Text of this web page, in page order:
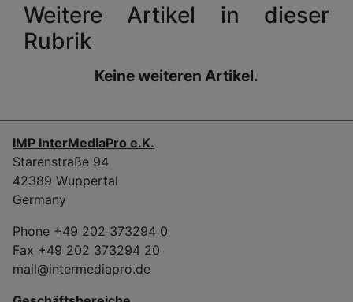
Weitere Artikel in dieser
Rubrik
Keine weiteren Artikel.
IMP InterMediaPro e.K.
Starenstraße 94
42389 Wuppertal
Germany
Phone +49 202 373294 0
Fax +49 202 373294 20
mail@intermediapro.de